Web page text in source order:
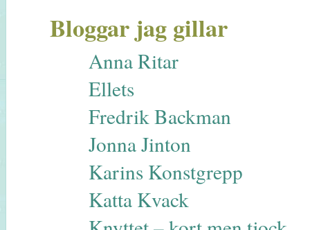
Bloggar jag gillar
Anna Ritar
Ellets
Fredrik Backman
Jonna Jinton
Karins Konstgrepp
Katta Kvack